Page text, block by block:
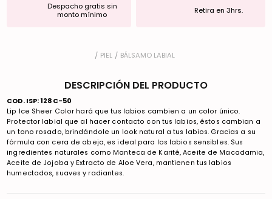
Despacho gratis sin
monto mínimo
Retira en 3hrs.
PIEL BÁLSAMO LABIAL
DESCRIPCIÓN DEL PRODUCTO
COD. ISP: 128C-50
Lip Ice Sheer Color hará que tus labios cambien a un color único.
Protector labial que al hacer contacto con tus labios, éstos cambian a
un tono rosado, brindándole un look natural a tus labios. Gracias a su
fórmula con cera de abeja, es ideal para los labios sensibles. Sus
ingredientes naturales como Manteca de Karité, Aceite de Macadamia,
Aceite de Jojoba y Extracto de Aloe Vera, mantienen tus labios
humectados, suaves y radiantes.